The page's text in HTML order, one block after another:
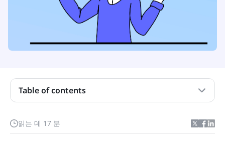
읽는 데 17 분
Table of contents
협업 도구를 효과적으로 만드는 주요 특징